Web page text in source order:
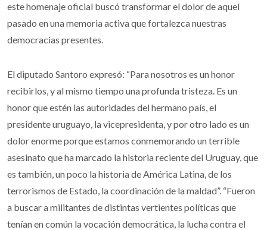
este homenaje oficial buscó transformar el dolor de aquel
pasado en una memoria activa que fortalezca nuestras
democracias presentes.
El diputado Santoro expresó: “Para nosotros es un honor
recibirlos, y al mismo tiempo una profunda tristeza. Es un
honor que estén las autoridades del hermano país, el
presidente uruguayo, la vicepresidenta, y por otro lado es un
dolor enorme porque estamos conmemorando un terrible
asesinato que ha marcado la historia reciente del Uruguay, que
es también, un poco la historia de América Latina, de los
terrorismos de Estado, la coordinación de la maldad”. “Fueron
a buscar a militantes de distintas vertientes políticas que
tenían en común la vocación democrática, la lucha contra el